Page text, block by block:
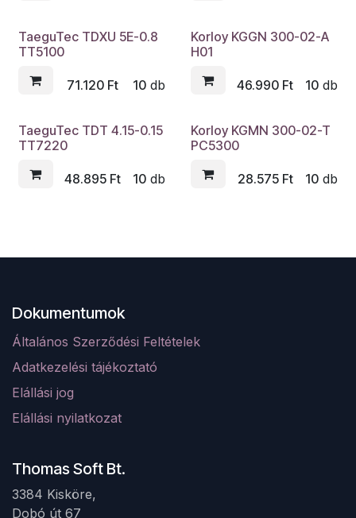
TaeguTec TDXU 5E-0.8
TT5100
71.120 Ft 10db
Korloy KGGN 300-02-A
H01
46.990 Ft 10db
TaeguTec TDT 4.15-0.15
TT7220
48.895 Ft 10db
Korloy KGMN 300-02-T
PC5300
28.575Ft 10db
Dokumentumok
Általános Szerződési Feltételek
Adatkezelési tájékoztató
Elállási jog
Elállási nyilatkozat
Thomas Soft Bt.
3384 Kisköre,
Dobó út 67 ​